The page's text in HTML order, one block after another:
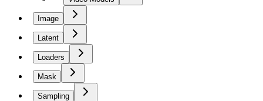
Image
Latent
Loaders
Mask
Sampling